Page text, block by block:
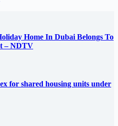
Home In Dubai Belongs To
– NDTV
for shared housing units under